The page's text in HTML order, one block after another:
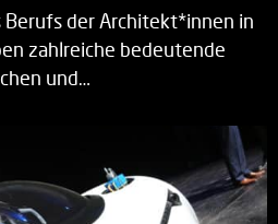
Berufs der Architekt*innen in
zahlreiche bedeutende
und…